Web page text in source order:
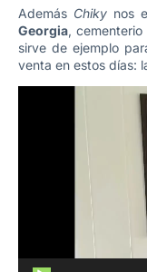
Además Chiky nos
Georgia,
sirve de ejemplo
venta en estos días: